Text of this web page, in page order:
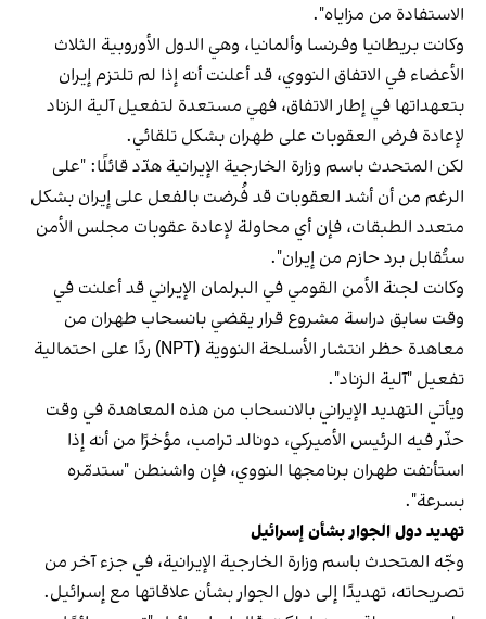
الاستفادة من مزاياه".
وكانت بريطانيا وفرنسا وألمانيا، وهي الدول الأوروبية الثلاث
الأعضاء في الاتفاق النووي، قد أعلنت أنه إذا لم تلتزم إيران
بتعهداتها في إطار الاتفاق، فهي مستعدة لتفعيل آلية الزناد
لإعادة فرض العقوبات على طهران بشكل تلقائي.
لكن المتحدث باسم وزارة الخارجية الإيرانية هدّد قائلًا: "على
الرغم من أن أشد العقوبات قد فُرضت بالفعل على إيران بشكل
متعدد الطبقات، فإن أي محاولة لإعادة عقوبات مجلس الأمن
ستُقابل برد حازم من إيران".
وكانت لجنة الأمن القومي في البرلمان الإيراني قد أعلنت في
وقت سابق دراسة مشروع قرار يقضي بانسحاب طهران من
معاهدة حظر انتشار الأسلحة النووية (NPT) ردًا على احتمالية
تفعيل "آلية الزناد".
ويأتي التهديد الإيراني بالانسحاب من هذه المعاهدة في وقت
حذّر فيه الرئيس الأميركي، دونالد ترامب، مؤخرًا من أنه إذا
استأنفت طهران برنامجها النووي، فإن واشنطن "ستدمّره
بسرعة".
تهديد دول الجوار بشأن إسرائيل
وجّه المتحدث باسم وزارة الخارجية الإيرانية، في جزء آخر من
تصريحاته، تهديدًا إلى دول الجوار بشأن علاقاتها مع إسرائيل.